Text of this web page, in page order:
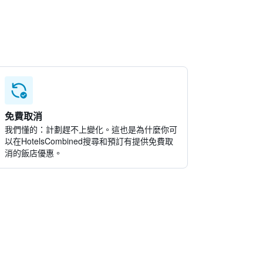
免費取消
我們懂的：計劃趕不上變化。這也是為什麼你可
以在HotelsCombined搜尋和預訂有提供免費取
消的飯店優惠。